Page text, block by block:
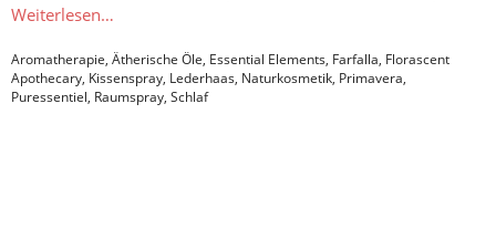
Weiterlesen…
Aromatherapie, Ätherische Öle, Essential Elements, Farfalla, Florascent
Apothecary, Kissenspray, Lederhaas, Naturkosmetik, Primavera,
Puressentiel, Raumspray, Schlaf